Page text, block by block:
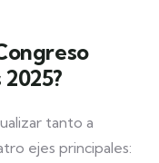
tanto a
ejes principales: